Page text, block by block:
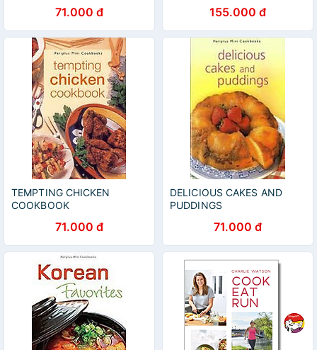
71.000 đ 155.000 đ
TEMPTING CHICKEN
COOKBOOK
71.000 đ
DELICIOUS CAKES AND
PUDDINGS
71.000 đ